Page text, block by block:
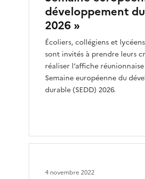
développement
2026 »
Écoliers, collégiens et
sont invités à prendre leurs
réaliser l’affiche
Semaine européenne du
durable (SEDD) 2026.
4 novembre 2022